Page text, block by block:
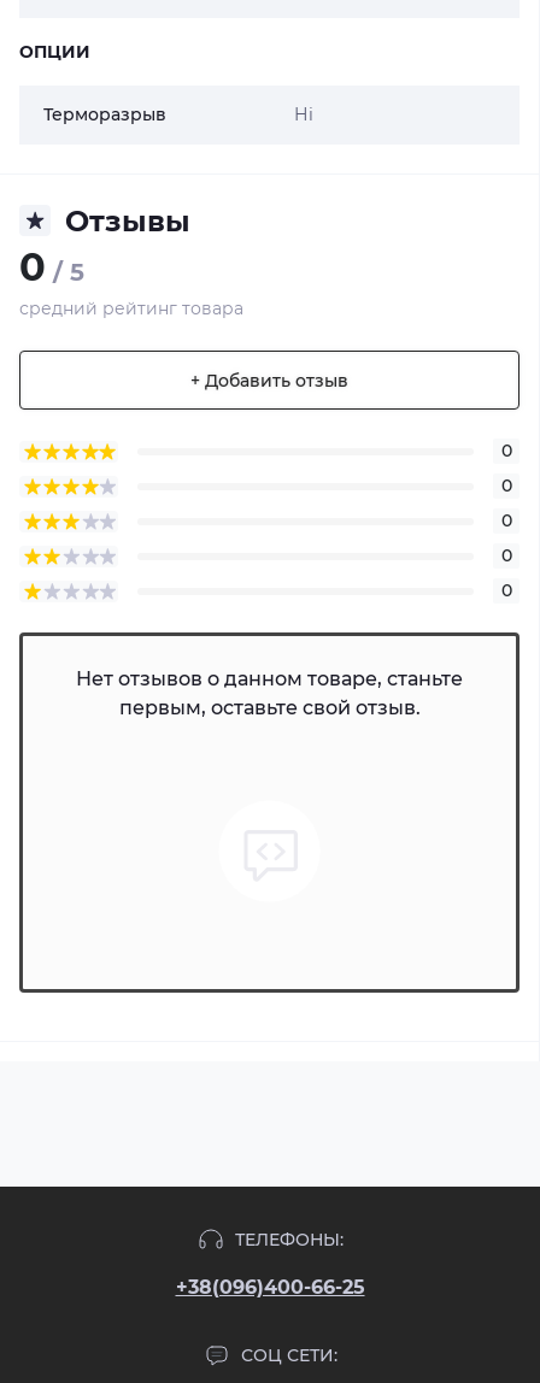
ОПЦИИ
Терморазрыв Ні
Отзывы
0 / 5
средний рейтинг товара
+ Добавить отзыв
0
0
0
0
0
Нет отзывов о данном товаре, станьте
первым, оставьте свой отзыв.
ТЕЛЕФОНЫ:
+38(096)400-66-25
СОЦ СЕТИ: